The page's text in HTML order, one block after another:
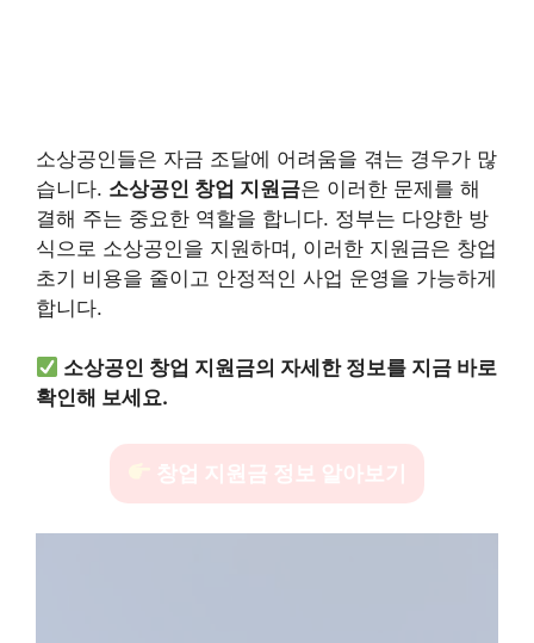
소상공인들은 자금 조달에 어려움을 겪는 경우가 많
습니다. 소상공인 창업 지원금은 이러한 문제를 해
결해 주는 중요한 역할을 합니다. 정부는 다양한 방
식으로 소상공인을 지원하며, 이러한 지원금은 창업
초기 비용을 줄이고 안정적인 사업 운영을 가능하게
합니다.
소상공인 창업 지원금의 자세한 정보를 지금 바로
확인해 보세요.
창업 지원금 정보 알아보기